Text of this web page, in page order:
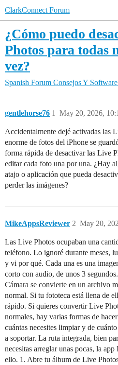
ClarkConnect Forum
¿Cómo puedo
Photos para todas
vez?
Spanish Forum Consejos Y
gentlehorse76 May 20, 2026,
1
Accidentalmente dejé activadas las
enorme de fotos del iPhone se
forma rápida de desactivar las Live
editar cada foto una por una. ¿Hay
atajo o aplicación que pueda
perder las imágenes?
MikeAppsReviewer May 20,
2
Las Live Photos ocupaban una
teléfono. Lo ignoré durante meses,
y vi por qué. Cada una es una
corto con audio, de unos 3
Cámara se convierte en un archivo
normal. Si tu fototeca está llena de
rápido. Si quieres convertir Live
normales, hay varias formas de
cuántas necesites limpiar y de
a soportar. La ruta integrada, bien
necesitas arreglar unas pocas, la
ello. 1. Abre tu álbum de Live